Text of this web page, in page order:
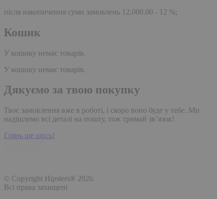
після накопичення суми замовлень 12,000.00 - 12 %;
Кошик
У кошику немає товарів.
У кошику немає товарів.
Дякуємо за твою покупку
Твоє замовлення вже в роботі, і скоро воно буде у тебе. Ми
надішлемо всі деталі на пошту, тож тримай зв’язок!
Глянь ще щось!
© Copyright Hipsters® 2026.
Всі права захищені